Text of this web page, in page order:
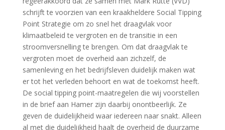
schrijft te voorzien van een kraakheldere Social Tipping
Point Strategie om zo snel het draagvlak voor
klimaatbeleid te vergroten en de transitie in een
stroomversnelling te brengen. Om dat draagvlak te
vergroten moet de overheid aan zichzelf, de
samenleving en het bedrijfsleven duidelijk maken wat
er tot het verleden behoort en wat de toekomst heeft.
De social tipping point-maatregelen die wij voorstellen
in de brief aan Hamer zijn daarbij onontbeerlijk. Ze
geven de duidelijkheid waar iedereen naar snakt. Alleen
al met die duidelijkheid haalt de overheid de duurzame